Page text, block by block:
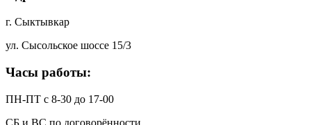
г. Сыктывкар
ул. Сысольское шоссе 15/3
Часы работы:
ПН-ПТ с 8-30 до 17-00
СБ и ВС по договорённости